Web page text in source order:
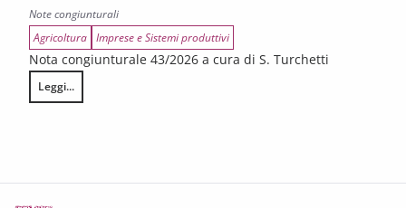
Note congiunturali
Agricoltura Imprese e Sistemi produttivi
Nota congiunturale 43/2026 a cura di S. Turchetti
Leggi...
L’annata agraria 2025 in Toscana